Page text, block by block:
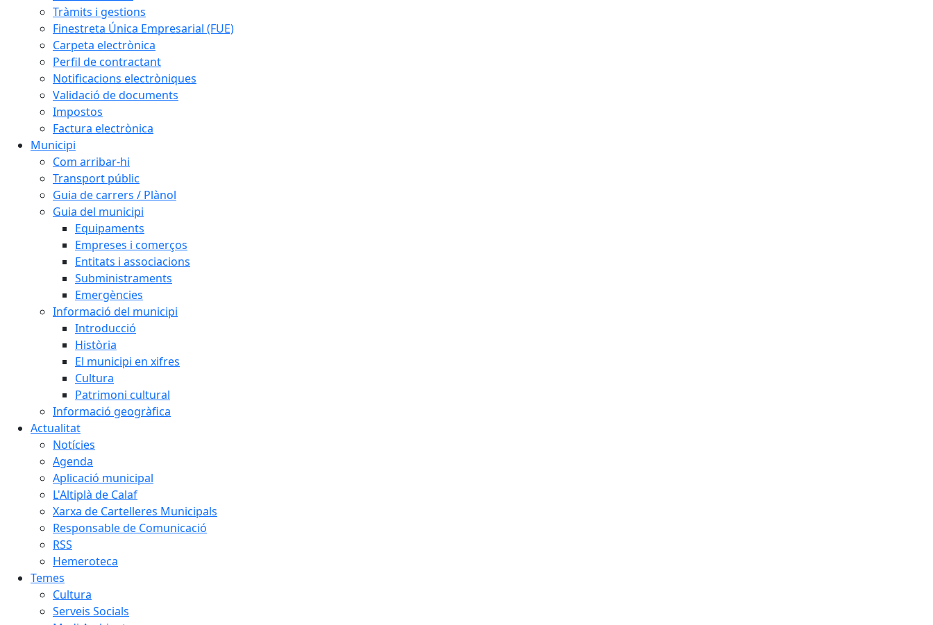
Tràmits i gestions
Finestreta Única Empresarial (FUE)
Carpeta electrònica
Perfil de contractant
Notificacions electròniques
Validació de documents
Impostos
Factura electrònica
Municipi
Com arribar-hi
Transport públic
Guia de carrers / Plànol
Guia del municipi
Equipaments
Empreses i comerços
Entitats i associacions
Subministraments
Emergències
Informació del municipi
Introducció
Història
El municipi en xifres
Cultura
Patrimoni cultural
Informació geogràfica
Actualitat
Notícies
Agenda
Aplicació municipal
L'Altiplà de Calaf
Xarxa de Cartelleres Municipals
Responsable de Comunicació
RSS
Hemeroteca
Temes
Cultura
Serveis Socials